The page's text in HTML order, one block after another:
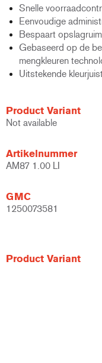
Snelle
Eenvoudige
Bespaart
Gebaseerd op de
mengkleuren
Uitstekende
Product Variant
Not available
Artikelnummer
AM87 1.00 LI
GMC
1250073581
Product Variant